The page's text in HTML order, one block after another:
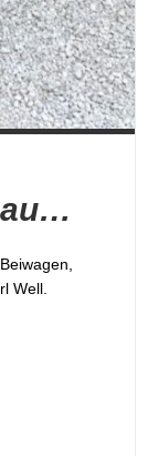
Wenn der Stofferl strawanzt und bei uns auf dem Hof landet
Well.